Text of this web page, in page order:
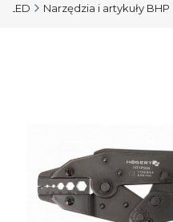
LED Narzędzia i artykuły BHP